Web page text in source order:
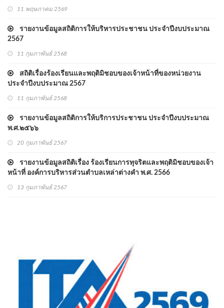
11 พฤษภาคม 2569
รายงานข้อมูลสถิติการให้บริหารประชาชน ประจำปีงบประมาณ
2567
11 กุมภาพันธ์ 2568
สถิติเรื่องร้องเรียนและพฤติมิชอบของเจ้าหน้าที่ของหน่วยงาน
ประจำปีงบประมาณ 2567
11 กุมภาพันธ์ 2568
รายงานข้อมูลสถิติการให้บริการประชาชน ประจำปีงบประมาณ
พ.ศ.๒๕๖๖
20 กุมภาพันธ์ 2567
รายงานข้อมูลสถิติเรื่อง ร้องเรียนการทุจริตและพฤติมิชอบของเจ้า
หน้าที่ องค์การบริหารส่วนตำบลเหล่าต่างคำ พ.ศ. 2566
13 กุมภาพันธ์ 2567